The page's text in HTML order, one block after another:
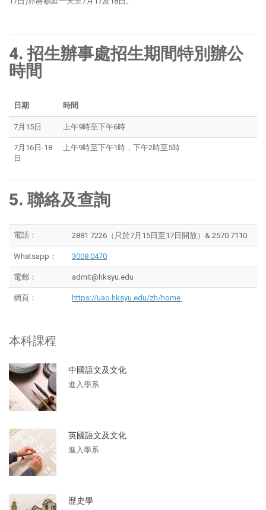
4. 招生辦事處招生期間特別辦公
時間
日期 時間
7月15日 上午9時至下午6時
7月16日-18
日
上午9時至下午1時，下午2時至5時
5. 聯絡及查詢
電話： 2881 7226（只於7月15日至17日開放）& 2570 7110
Whatsapp： 3008 0470
電郵： admit@hksyu.edu
網頁： https://uao.hksyu.edu/zh/home
本科課程
中國語文及文化
進入學系
英國語文及文化
進入學系
歷史學